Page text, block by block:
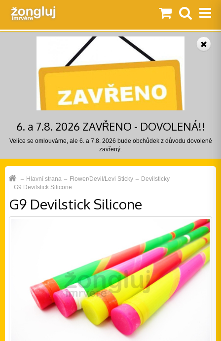
6. a 7.8. 2026 ZAVŘENO - DOVOLENÁ!!
Velice se omlouváme, ale 6. a 7.8. 2026 bude obchůdek z důvodu dovolené
zavřený.
Hlavní strana Flower/Devil/Levi Sticky
Devilsticky
G9 Devilstick Silicone
G9 Devilstick Silicone